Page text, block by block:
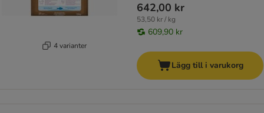
4 varianter
642,00 kr
53,50 kr / kg
609,90 kr
Lägg till i varukorg